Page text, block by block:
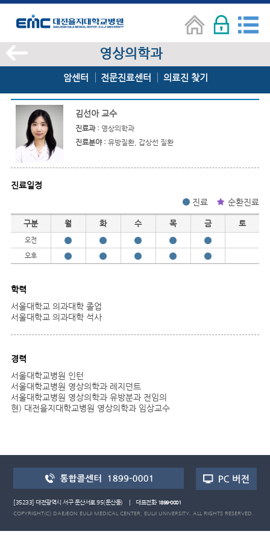
영상의학과
암센터 전문진료센터 의료진 찾기
김선아 교수
진료과 : 영상의학과
진료분야 : 유방질환, 갑상선 질환
진료일정
진료
순환진료
진료일정
구분 월 화 수 목 금 토
오전
오후
학력
서울대학교 의과대학 졸업
서울대학교 의과대학 석사
경력
서울대학교병원 인턴
서울대학교병원 영상의학과 레지던트
서울대학교병원 영상의학과 유방분과 전임의
현) 대전을지대학교병원 영상의학과 임상교수
[35233] 대전광역시 서구 둔산서로 95(둔산동) | 대표전화1899-0001
COPYRIGHT(C) DAEJEON EULJI MEDICAL CENTER, EULJI UNIVERSITY. ALL RIGHTS RESERVED.